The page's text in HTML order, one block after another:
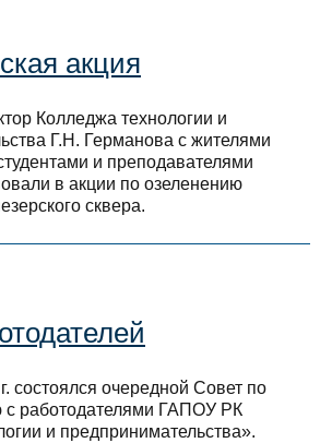
акция
Колледжа технологии и
Г.Н. Германова с жителями
и преподавателями
в акции по озеленению
сквера.
состоялся очередной Совет по
с работодателями ГАПОУ РК
и предпринимательства».